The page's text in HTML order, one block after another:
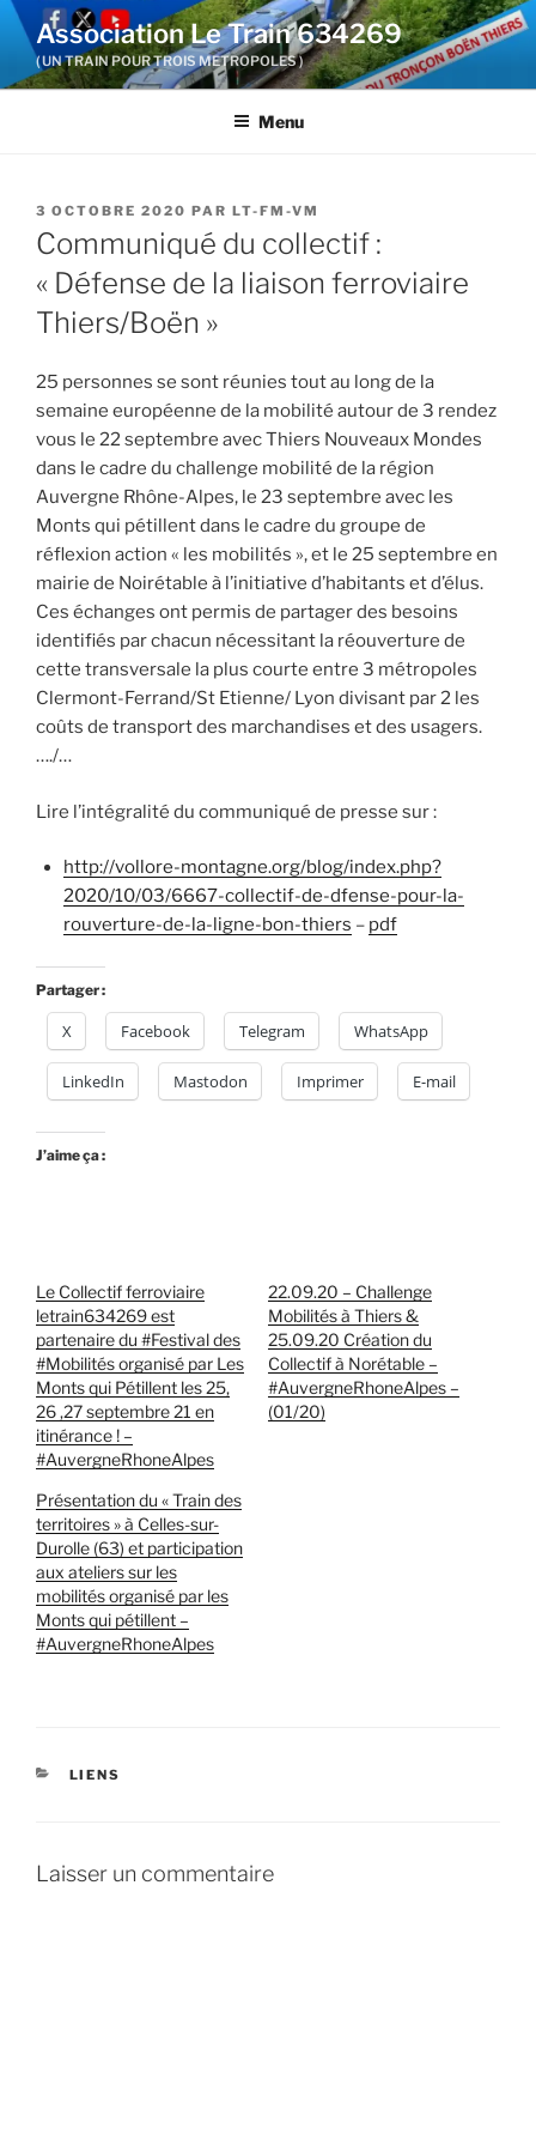
Aller
contenu
Association Le Train 634269
( UN TRAIN POUR TROIS METROPOLES )
Menu
PUBLIÉ
LE
3 OCTOBRE 2020 PAR LT-FM-VM
Communiqué du collectif :
« Défense de la liaison ferroviaire
Thiers/Boën »
25 personnes se sont réunies tout au long de la
semaine européenne de la mobilité autour de 3 rendez
vous le 22 septembre avec Thiers Nouveaux Mondes
dans le cadre du challenge mobilité de la région
Auvergne Rhône-Alpes, le 23 septembre avec les
Monts qui pétillent dans le cadre du groupe de
réflexion action « les mobilités », et le 25 septembre en
mairie de Noirétable à l’initiative d’habitants et d’élus.
Ces échanges ont permis de partager des besoins
identifiés par chacun nécessitant la réouverture de
cette transversale la plus courte entre 3 métropoles
Clermont-Ferrand/St Etienne/ Lyon divisant par 2 les
coûts de transport des marchandises et des usagers.
…./…
Lire l’intégralité du communiqué de presse sur :
http://vollore-montagne.org/blog/index.php?
2020/10/03/6667-collectif-de-dfense-pour-la-
rouverture-de-la-ligne-bon-thiers – pdf
Partager :
X Facebook Telegram WhatsApp
LinkedIn Mastodon Imprimer E-mail
J’aime ça :
Le Collectif ferroviaire
letrain634269 est
partenaire du #Festival des
#Mobilités organisé par Les
Monts qui Pétillent les 25,
26 ,27 septembre 21 en
itinérance ! –
#AuvergneRhoneAlpes
22.09.20 – Challenge
Mobilités à Thiers &
25.09.20 Création du
Collectif à Norétable –
#AuvergneRhoneAlpes –
(01/20)
Présentation du « Train des
territoires » à Celles-sur-
Durolle (63) et participation
aux ateliers sur les
mobilités organisé par les
Monts qui pétillent –
#AuvergneRhoneAlpes
CATÉGORIES
LIENS
Laisser un commentaire